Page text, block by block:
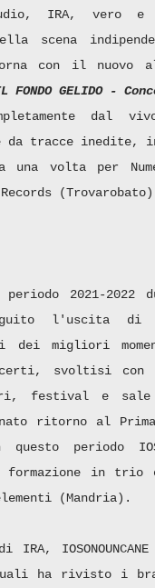
IRA, vero e
scena
con il nuovo
IL FONDO GELIDO -
dal
da tracce
una volta per
2021-2022
l'uscita di
dei migliori
svoltisi con
festival e sale
ritorno al
periodo
formazione in
(Mandria).
ha rivisto i